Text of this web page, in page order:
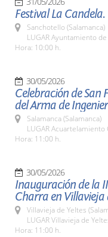
Festival La Candela.
Sanchotello (Salamanca)
LUGAR Ayuntamiento
Hora: 10:00 h.
30/05/2026
Celebración de San
del Arma de
Salamanca (Salamanca)
LUGAR
Hora: 11:00 h.
30/05/2026
Inauguración de la
Charra en Villavieja
Villavieja de Yeltes
LUGAR Villavieja de
Hora: 11:00 h.